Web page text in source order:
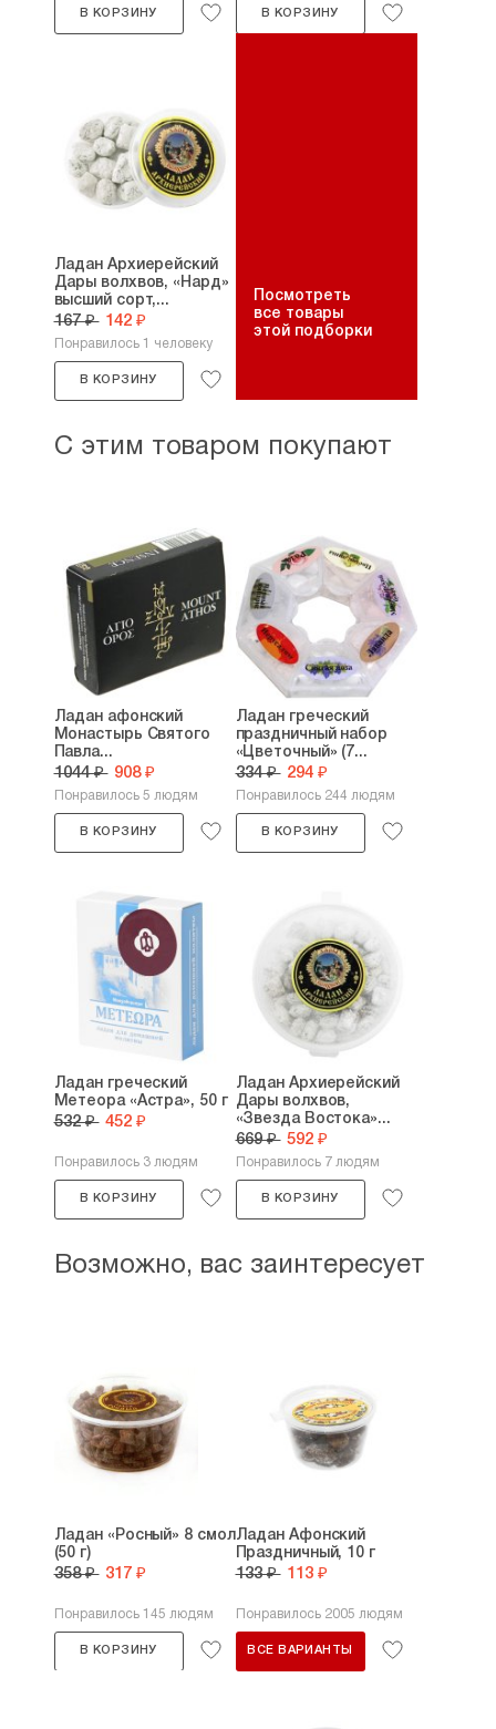
В КОРЗИНУ В КОРЗИНУ
Ладан Архиерейский
Дары волхвов, «Нард»
высший сорт,...
167 ₽ 142 ₽
Понравилось 1 человеку
В КОРЗИНУ
Посмотреть
все товары
этой подборки
С этим товаром покупают
Ладан афонский
Монастырь Святого
Павла...
1044 ₽ 908 ₽
Понравилось 5 людям
В КОРЗИНУ
Ладан греческий
праздничный набор
«Цветочный» (7...
334 ₽ 294 ₽
Понравилось 244 людям
В КОРЗИНУ
Ладан греческий
Метеора «Астра», 50 г
532 ₽ 452 ₽
Понравилось 3 людям
В КОРЗИНУ
Ладан Архиерейский
Дары волхвов,
«Звезда Востока»...
669 ₽ 592 ₽
Понравилось 7 людям
В КОРЗИНУ
Возможно, вас заинтересует
Ладан «Росный» 8 смол
(50 г)
358 ₽ 317 ₽
Понравилось 145 людям
В КОРЗИНУ
Ладан Афонский
Праздничный, 10 г
133 ₽ 113 ₽
Понравилось 2005 людям
ВСЕ ВАРИАНТЫ